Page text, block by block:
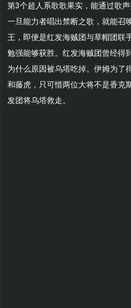
第3个超人系歌歌果实，能通过歌声
一旦能力者唱出禁断之歌，就能召
王，即便是红发海贼团与草帽团联
勉强能够获胜。红发海贼团曾经得
为什么原因被乌塔吃掉。伊姆为了
和藤虎，只可惜两位大将不是香克
发团将乌塔救走。